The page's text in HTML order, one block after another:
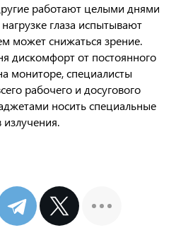
работают целыми днями
глаза испытывают
может снижаться зрение.
дискомфорт от постоянного
мониторе, специалисты
рабочего и досугового
носить специальные